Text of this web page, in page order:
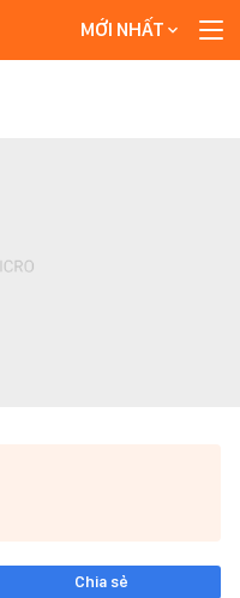
MỚI NHẤT
Chia sẻ